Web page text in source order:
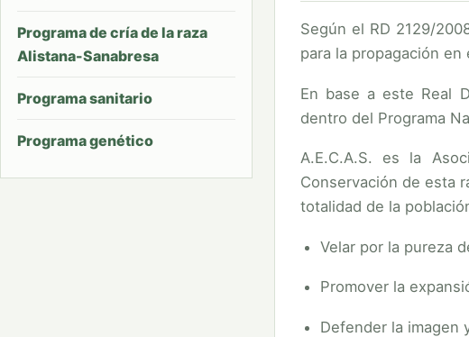
Programa de cría de la raza
Alistana-Sanabresa
Programa sanitario
Programa genético
Según el RD 2129/
para la propagación
En base a este Real
dentro del Programa
A.E.C.A.S. es la
Conservación de esta
totalidad de la
Velar por la pureza
Promover la
Defender la imagen